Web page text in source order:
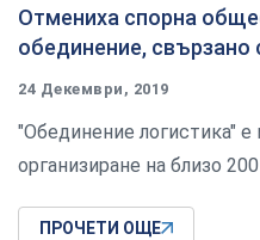
Отмениха спорна
обединение, свързано
24 Декември, 2019
"Обединение логистика"
организиране на близо
ПРОЧЕТИ ОЩЕ